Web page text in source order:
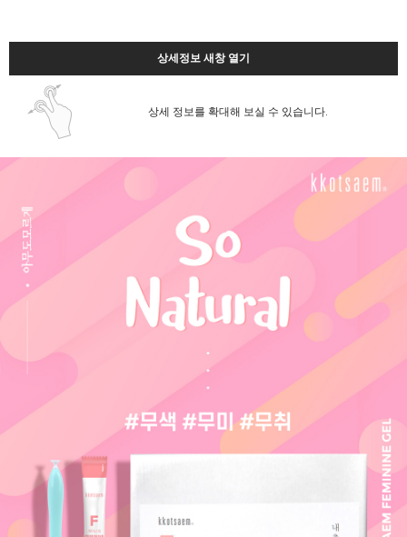
상세정보 새창 열기
상세 정보를 확대해 보실 수 있습니다.